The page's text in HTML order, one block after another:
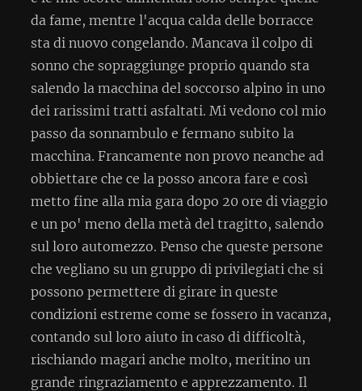
da fame, mentre l'acqua calda delle borracce
sta di nuovo congelando. Mancava il colpo di
sonno che sopraggiunge proprio quando sta
salendo la macchina del soccorso alpino in uno
dei rarissimi tratti asfaltati. Mi vedono col mio
passo da sonnambulo e fermano subito la
macchina. Francamente non provo neanche ad
obbiettare che ce la posso ancora fare e così
metto fine alla mia gara dopo 20 ore di viaggio
e un po' meno della metà del tragitto, salendo
sul loro automezzo. Penso che queste persone
che vegliano su un gruppo di privilegiati che si
possono permettere di girare in queste
condizioni estreme come se fossero in vacanza,
contando sul loro aiuto in caso di difficoltà,
rischiando magari anche molto, meritino un
grande ringraziamento e apprezzamento. Il